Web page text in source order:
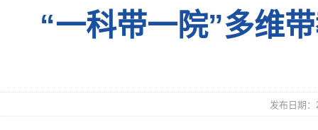
“一科带一院”多维
发布日期